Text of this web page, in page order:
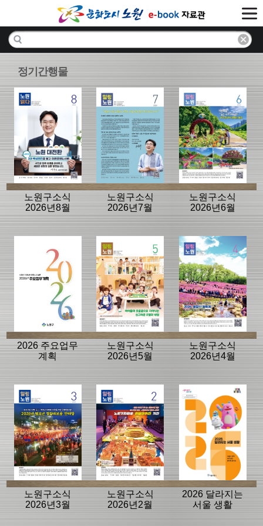
정기간행물
노원구소식
2026년8월
노원구소식
2026년7월
노원구소식
2026년6월
2026 주요업무
계획
노원구소식
2026년5월
노원구소식
2026년4월
노원구소식
2026년3월
노원구소식
2026년2월
2026 달라지는
서울 생활